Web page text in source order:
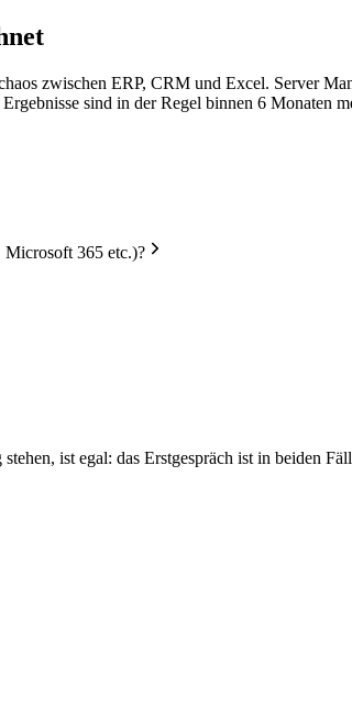
zwischen ERP, CRM und Excel. Server
sind in der Regel binnen 6 Monaten
Microsoft 365 etc.)?
ist egal: das Erstgespräch ist in beiden